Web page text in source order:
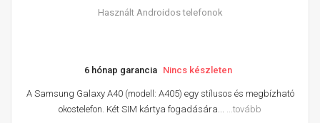
Használt Androidos telefonok
6 hónap garancia Nincs készleten
A Samsung Galaxy A40 (modell: A405) egy stílusos és megbízható
okostelefon. Két SIM kártya fogadására... ...tovább